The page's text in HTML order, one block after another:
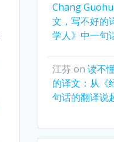
Chang
文，写不好的
学人》中一句
江芬 on读不
的译文：从《
句话的翻译说